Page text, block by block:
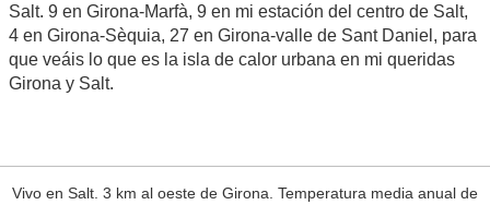
Salt. 9 en Girona-Marfà, 9 en mi estación del centro de Salt,
4 en Girona-Sèquia, 27 en Girona-valle de Sant Daniel, para
que veáis lo que es la isla de calor urbana en mi queridas
Girona y Salt.
Vivo en Salt. 3 km al oeste de Girona. Temperatura media anual de